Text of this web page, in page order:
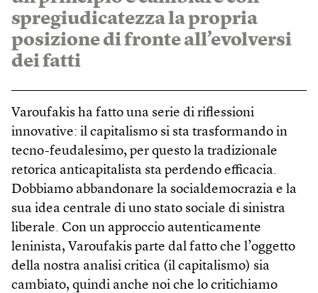
spregiudicatezza la propria
posizione di fronte all’evolversi
dei fatti
Varoufakis ha fatto una serie di riflessioni
innovative: il capitalismo si sta trasformando in
tecno-feudalesimo, per questo la tradizionale
retorica anticapitalista sta perdendo efficacia.
Dobbiamo abbandonare la socialdemocrazia e la
sua idea centrale di uno stato sociale di sinistra
liberale. Con un approccio autenticamente
leninista, Varoufakis parte dal fatto che l’oggetto
della nostra analisi critica (il capitalismo) sia
cambiato, quindi anche noi che lo critichiamo